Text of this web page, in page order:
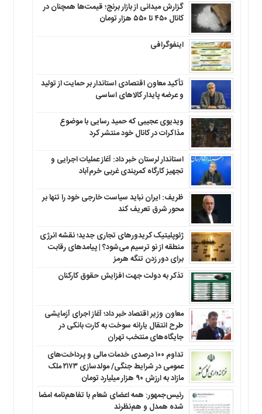
گزارش میدانی از بازار برنج؛ قیمت‌ها همچنان در
کانال ۴۵۰ تا ۵۵۰ هزار تومان
اینفوگرافی
تأکید معاون اقتصادی استاندار بر حمایت از تولید
و عرضه پایدار کالاهای اساسی
ویدیوی عجیبی که حمید رسایی با موضوع
مذاکرات در کانال خود منتشر کرد
استاندار لرستان خبر داد: آغاز عملیات اجرایی و
تجهیز کارگاه کمربندی غربی خرم‌آباد
ظریف: ایران نباید سیاست خارجی خود را تنها بر
محور شرق تعریف کند
ژئوپلیتیک کریدورهای تجاری جدید؛ نقشه انرژی
منطقه‌ از نو ترسیم می‌شود؟ | پیامدهای رقابت
برای دور زدن تنگه هرمز
تذکر به دولت جهت افزایش حقوق کارکنان ‌
معاون وزیر اقتصاد خبر داد؛ آغاز اجرای آزمایشی
طرح انتقال یارانه سوخت به کارت بانکی در
جایگاه‌های منتخب تهران
تداوم ۱۰۰ درصدی خدمات مالی و پرداخت‌های
عمومی در شرایط جنگی/ مولدسازی ۲۱۷۳ ملک
مازاد به ارزش ۹۰ هزار میلیارد تومان
رئیس‌جمهور: همه اعضای شعام با تفاهم‌نامه امضا
شده همدل و هم‌نظرند